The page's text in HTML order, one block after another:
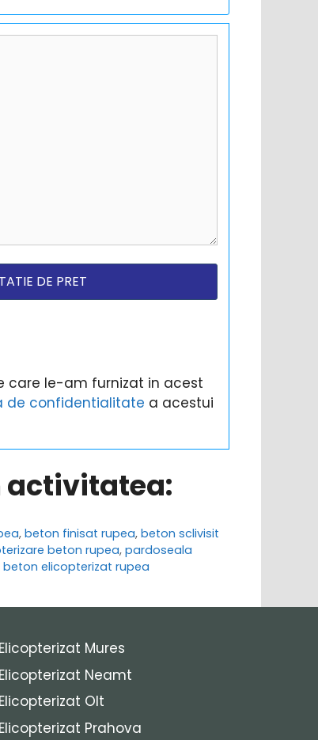
care le-am furnizat in acest
de confidentialitate a acestui
activitatea:
,beton finisat rupea,beton sclivisit
beton rupea, pardoseala
elicopterizat rupea
Mures
Neamt
Olt
Prahova